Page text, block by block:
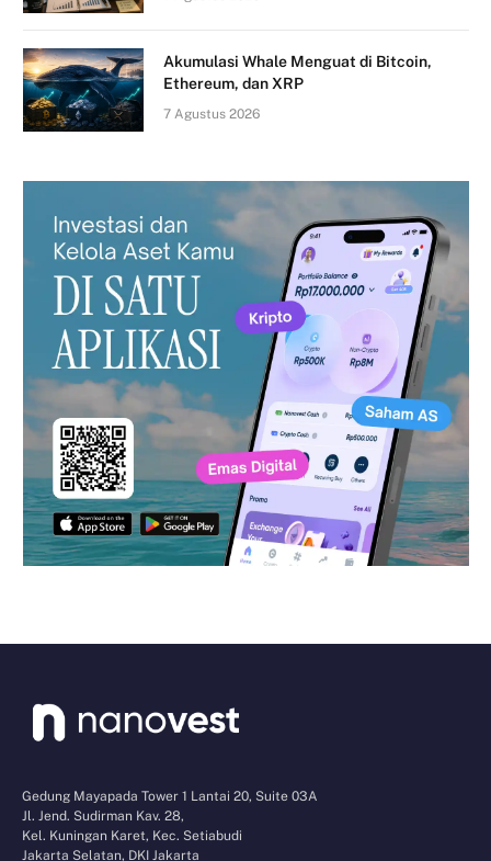
Akumulasi Whale Menguat di Bitcoin,
Ethereum, dan XRP
7 Agustus 2026
Gedung Mayapada Tower 1 Lantai 20, Suite 03A
Jl. Jend. Sudirman Kav. 28,
Kel. Kuningan Karet, Kec. Setiabudi
Jakarta Selatan, DKI Jakarta